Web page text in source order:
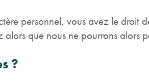
personnel, vous avez le droit
que nous ne pourrons alors
?